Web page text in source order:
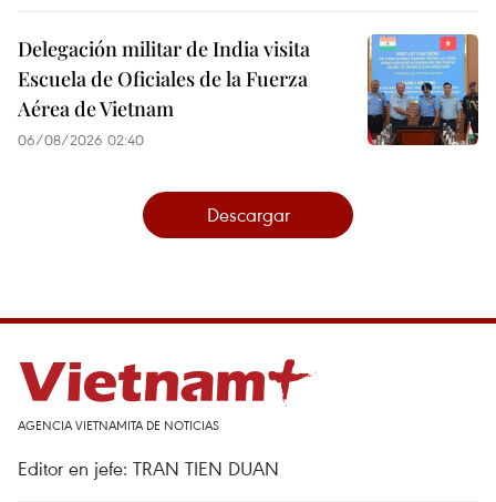
Delegación militar de India visita
Escuela de Oficiales de la Fuerza
Aérea de Vietnam
06/08/2026 02:40
Descargar
AGENCIA VIETNAMITA DE NOTICIAS
Editor en jefe: TRAN TIEN DUAN